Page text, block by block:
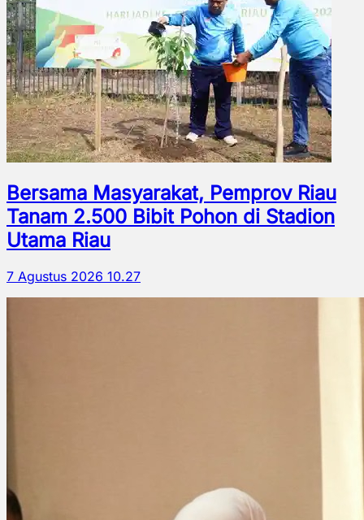
Bersama Masyarakat, Pemprov Riau
Tanam 2.500 Bibit Pohon di Stadion
Utama Riau
7 Agustus 2026 10.27